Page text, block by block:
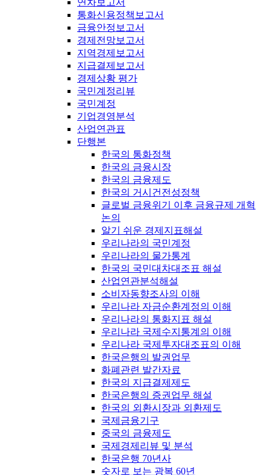
연차보고서
통화신용정책보고서
금융안정보고서
경제전망보고서
지역경제보고서
지급결제보고서
경제상황 평가
국민계정리뷰
국민계정
기업경영분석
산업연관표
단행본
한국의 통화정책
한국의 금융시장
한국의 금융제도
한국의 거시건전성정책
글로벌 금융위기 이후 금융규제 개혁
논의
알기 쉬운 경제지표해설
우리나라의 국민계정
우리나라의 물가통계
한국의 국민대차대조표 해설
산업연관분석해설
소비자동향조사의 이해
우리나라 자금순환계정의 이해
우리나라의 통화지표 해설
우리나라 국제수지통계의 이해
우리나라 국제투자대조표의 이해
한국은행의 발권업무
화폐관련 발간자료
한국의 지급결제제도
한국은행의 증권업무 해설
한국의 외환시장과 외환제도
국제금융기구
중국의 금융제도
국제경제리뷰 및 분석
한국은행 70년사
숫자로 보는 광복 60년